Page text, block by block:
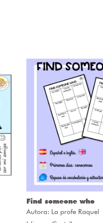
Find someone who
Autora: La profe Raquel